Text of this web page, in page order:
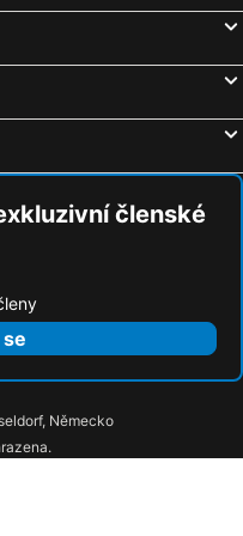
Dubrovnik-Neretva Hotely
členské
Německo